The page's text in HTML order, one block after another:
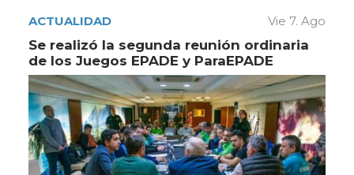
ACTUALIDAD Vie 7. Ago
Se realizó la segunda reunión ordinaria
de los Juegos EPADE y ParaEPADE